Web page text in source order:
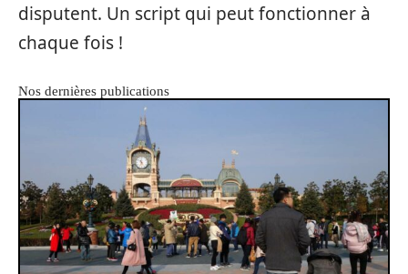
disputent. Un script qui peut fonctionner à
chaque fois !
Nos dernières publications